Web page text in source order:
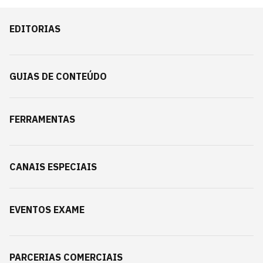
EDITORIAS
GUIAS DE CONTEÚDO
FERRAMENTAS
CANAIS ESPECIAIS
EVENTOS EXAME
PARCERIAS COMERCIAIS